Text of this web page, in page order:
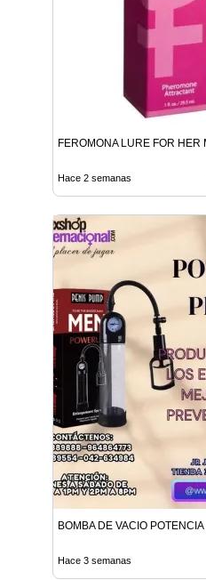
FEROMONA LURE FOR HER
Hace 2 semanas
BOMBA DE VACIO
Hace 3 semanas